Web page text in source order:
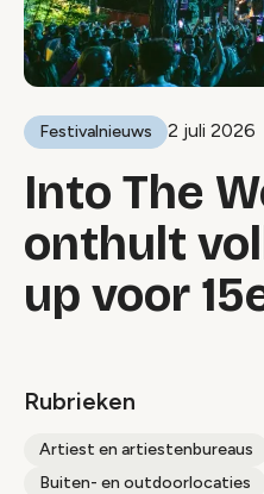
Festivalnieuws 2 juli 2026
Into The
onthult
up voor
Rubrieken
Artiest en artiestenbureaus
Buiten- en outdoorlocaties